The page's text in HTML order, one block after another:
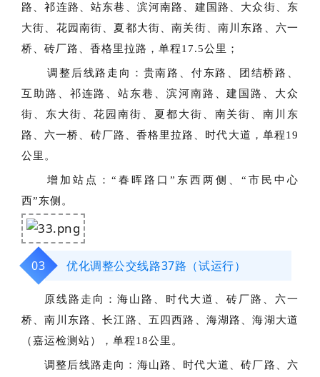
路、祁连路、站东巷、滨河南路、建国路、大众街、东
大街、花园南街、夏都大街、南关街、南川东路、六一
桥、砖厂路、香格里拉路，单程17.5公里；
调整后线路走向 ： 贵南路、付东路、团结桥路、
互助路、祁连路、站东巷、滨河南路、建国路、大众
街、东大街、花园南街、夏都大街、南关街、南川东
路、六一桥、砖厂路、香格里拉路、时代大道，单程19
公里。
增加站点：“春晖路口”东西两侧、“市民中心
西”东侧。
03 优化调整公交线路37路（试运行）
原线路走向： 海山路、时代大道、砖厂路、六一
桥、南川东路、长江路、五四西路、海湖路、海湖大道
（嘉运检测站），单程18公里。
调整后线路走向： 海山路、时代大道、砖厂路、六